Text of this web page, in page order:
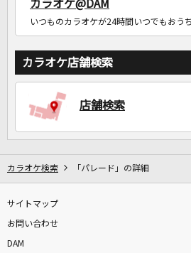
カラオケ@DAM
いつものカラオケが24時間いつでもおう
カラオケ店舗検索
店舗検索
カラオケ検索 「パレード」の詳細
サイトマップ
お問い合わせ
DAM